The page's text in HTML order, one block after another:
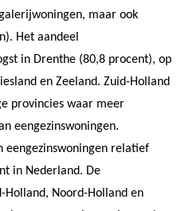
maar ook
Het aandeel
in Drenthe (80,8 procent), op
en Zeeland. Zuid-Holland
provincies waar meer
eengezinswoningen.
eengezinswoningen relatief
in Nederland. De
Holland, Noord-Holland en